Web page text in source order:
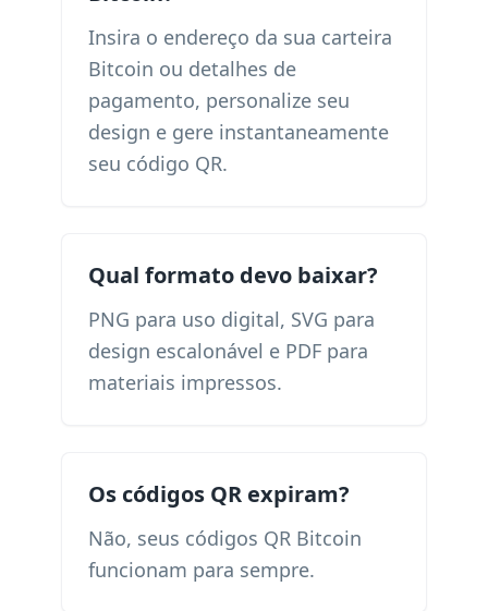
Insira o endereço da sua carteira
Bitcoin ou detalhes de
pagamento, personalize seu
design e gere instantaneamente
seu código QR.
Qual formato devo baixar?
PNG para uso digital, SVG para
design escalonável e PDF para
materiais impressos.
Os códigos QR expiram?
Não, seus códigos QR Bitcoin
funcionam para sempre.